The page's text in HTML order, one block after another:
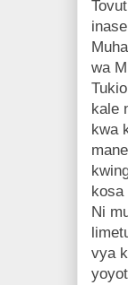
wa
kale
kwa
kosa
Ni
vya